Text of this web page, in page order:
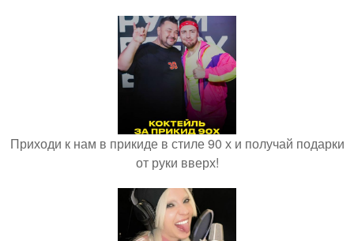
Приходи к нам в прикиде в стиле 90 х и получай подарки
от руки вверх!